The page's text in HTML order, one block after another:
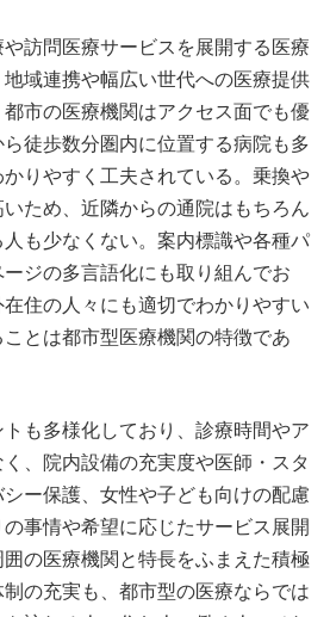
訪問医療サービスを展開する医療
域連携や幅広い世代への医療提供
市の医療機関はアクセス面でも優
徒歩数分圏内に位置する病院も多
りやすく工夫されている。乗換や
ため、近隣からの通院はもちろん
も少なくない。案内標識や各種パ
ジの多言語化にも取り組んでお
住の人々にも適切でわかりやすい
とは都市型医療機関の特徴であ
も多様化しており、診療時間やア
、院内設備の充実度や医師・スタ
ー保護、女性や子ども向けの配慮
事情や希望に応じたサービス展開
の医療機関と特長をふまえた積極
の充実も、都市型の医療ならでは